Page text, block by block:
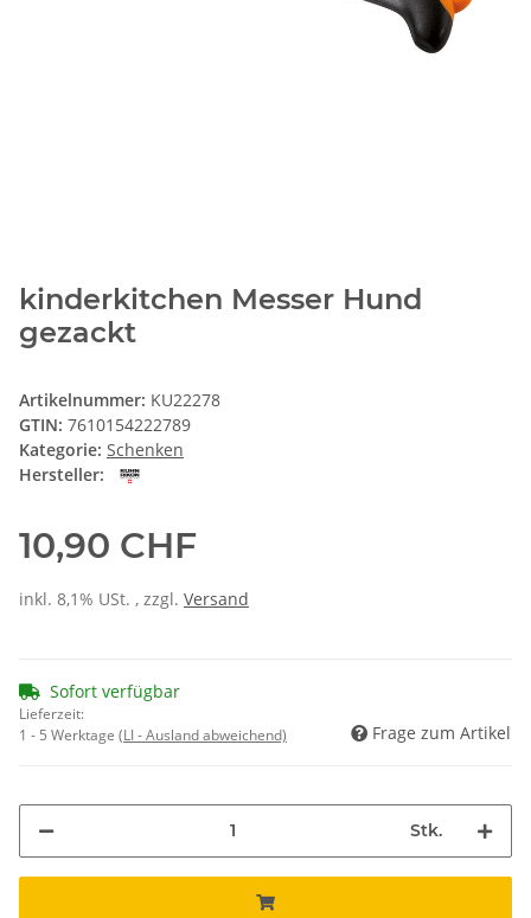
kinderkitchen Messer Hund
gezackt
Artikelnummer: KU22278
GTIN: 7610154222789
Kategorie: Schenken
Hersteller:
10,90 CHF
inkl. 8,1% USt. , zzgl. Versand
Sofort verfügbar
Lieferzeit:
1 - 5 Werktage (LI - Ausland abweichend) Frage zum Artikel
Stk.